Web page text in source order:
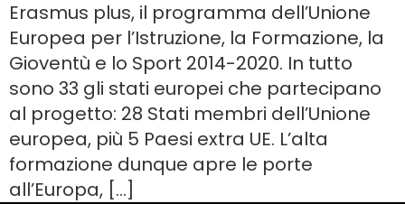
Erasmus plus, il programma dell’Unione
Europea per l’Istruzione, la Formazione, la
Gioventù e lo Sport 2014-2020. In tutto
sono 33 gli stati europei che partecipano
al progetto: 28 Stati membri dell’Unione
europea, più 5 Paesi extra UE. L’alta
formazione dunque apre le porte
all’Europa, […]